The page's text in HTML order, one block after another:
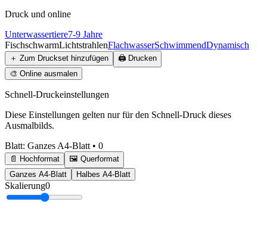
Druck und online
Unterwassertiere7-9 Jahre
FischschwarmLichtstrahlenFlachwasserSchwimmendDynamisch
＋ Zum Druckset hinzufügen 🖨️ Drucken
🎨 Online ausmalen
Schnell-Druckeinstellungen
Diese Einstellungen gelten nur für den Schnell-Druck dieses
Ausmalbilds.
Blatt: Ganzes A4-Blatt • 0
📄 Hochformat
🖼️ Querformat
Ganzes A4-Blatt
Halbes A4-Blatt
Skalierung0